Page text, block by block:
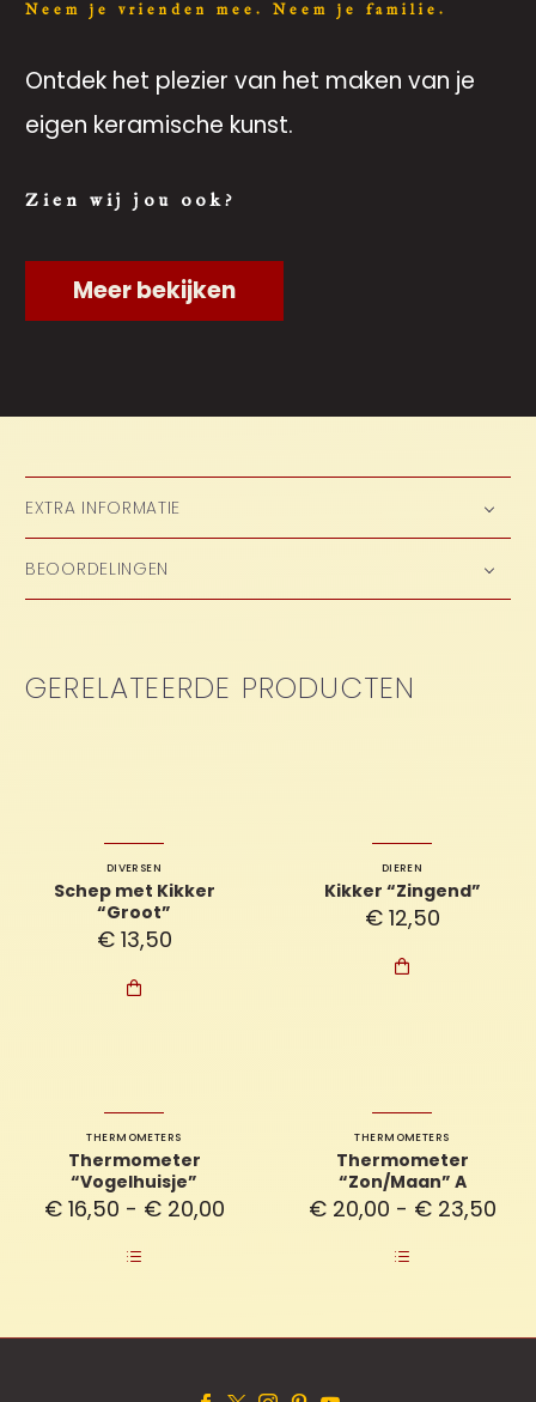
Neem je vrienden mee. Neem je familie.
Ontdek het plezier van het maken van je
eigen keramische kunst.
Zien wij jou ook?
Meer bekijken
EXTRA INFORMATIE
BEOORDELINGEN
GERELATEERDE PRODUCTEN
DIVERSEN
Schep met Kikker
“Groot”
€13,50

DIEREN
Kikker “Zingend”
€12,50

THERMOMETERS
Thermometer
“Vogelhuisje”
€16,50 - €20,00Prijsklasse:
THERMOMETERS
Thermometer
“Zon/Maan” A
€20,00 - €23,50